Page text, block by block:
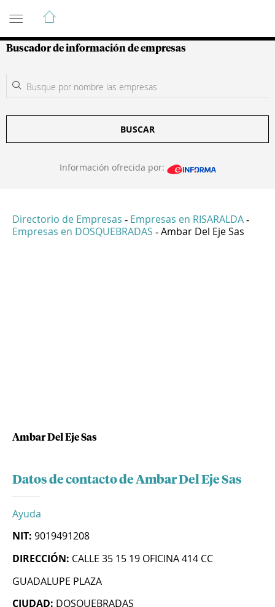
Guía de Empresas Colombianas
Buscador de información de empresas
BUSCAR
Información ofrecida por:
Directorio de Empresas - Empresas en RISARALDA -
Empresas en DOSQUEBRADAS - Ambar Del Eje Sas
Ambar Del Eje Sas
Datos de contacto de Ambar Del Eje Sas
Ayuda
NIT: 9019491208
DIRECCIÓN: CALLE 35 15 19 OFICINA 414 CC
GUADALUPE PLAZA
CIUDAD: DOSQUEBRADAS